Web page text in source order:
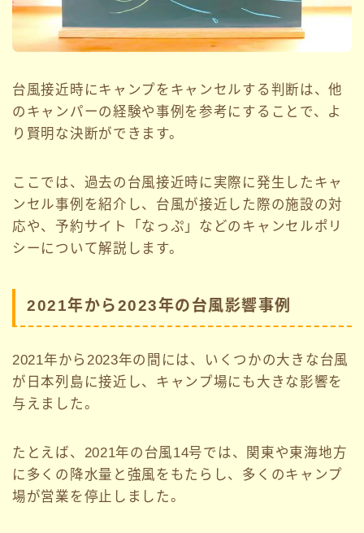
台風接近時にキャンプをキャンセルする判断は、他
のキャンパーの経験や事例を参考にすることで、よ
り賢明な決断ができます。
ここでは、過去の台風接近時に実際に発生したキャ
ンセル事例を紹介し、台風が接近した際の施設の対
応や、予約サイト「なっぷ」などのキャンセルポリ
シーについて解説します。
2021年から2023年の台風影響事例
2021年から2023年の間には、いくつかの大きな台風
が日本列島に接近し、キャンプ場にも大きな影響を
与えました。
たとえば、2021年の台風14号では、関東や東海地方
に多くの降水量と強風をもたらし、多くのキャンプ
場が営業を停止しました。